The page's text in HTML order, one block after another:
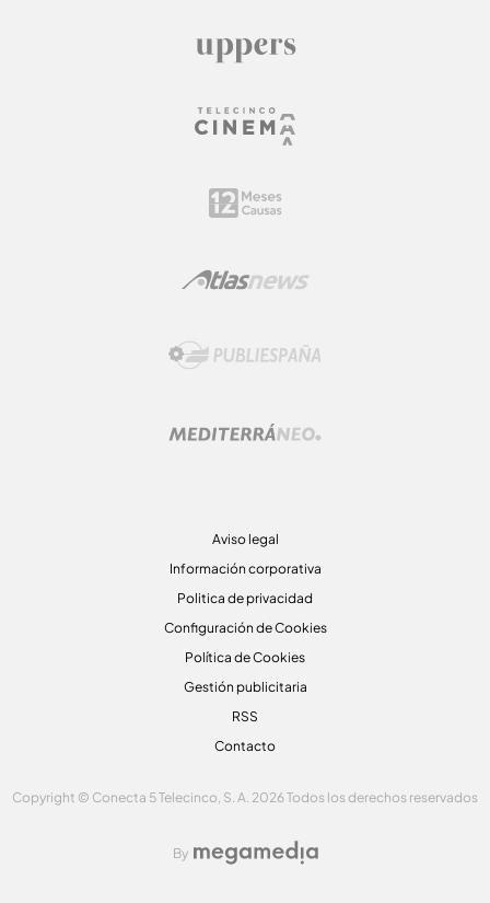
Aviso legal
Información corporativa
Politica de privacidad
Configuración de Cookies
Política de Cookies
Gestión publicitaria
RSS
Contacto
Copyright © Conecta 5 Telecinco, S. A. 2026 Todos los derechos reservados
By